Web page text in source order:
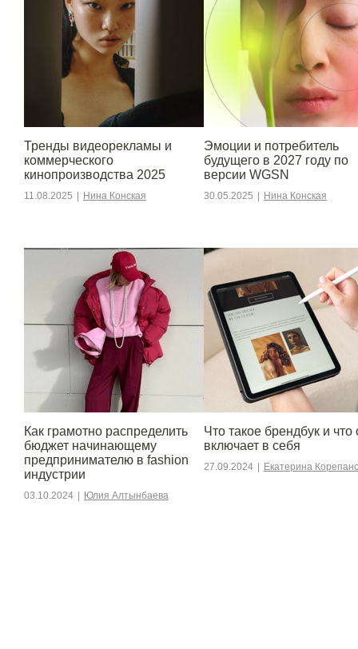
Тренды видеорекламы и
коммерческого
кинопроизводства 2025
11.08.2025 | Нина Конская
Эмоции и потребитель
будущего в 2027 году по
версии WGSN
30.05.2025 | Нина Конская
Как грамотно распределить
бюджет начинающему
предпринимателю в fashion
индустрии
03.10.2024 | Юлия Алтынбаева
Что такое брендбук и что
включает в себя
27.09.2024 | Екатерина